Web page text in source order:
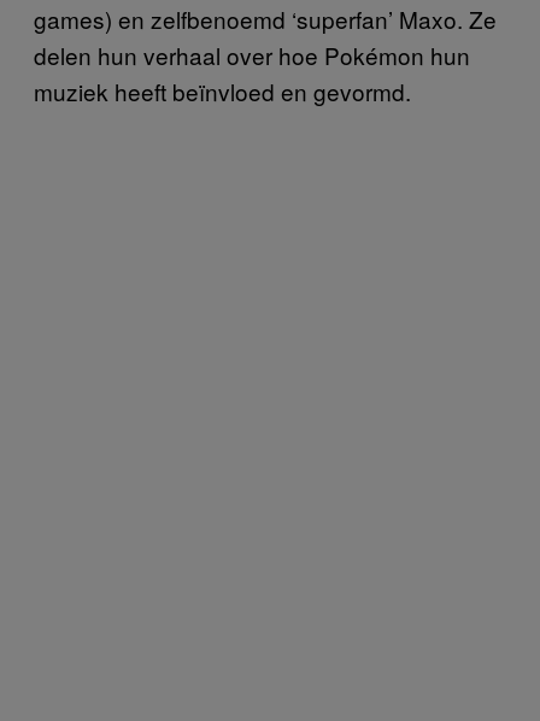
games) en zelfbenoemd ‘superfan’ Maxo. Ze
delen hun verhaal over hoe Pokémon hun
muziek heeft beïnvloed en gevormd.